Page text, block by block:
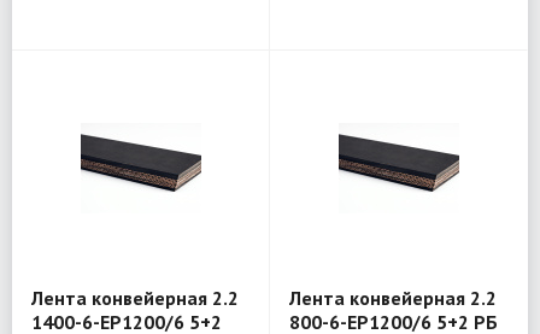
Лента конвейерная 2.2
1400-6-EP1200/6 5+2
Лента конвейерная 2.2
800-6-EP1200/6 5+2 РБ